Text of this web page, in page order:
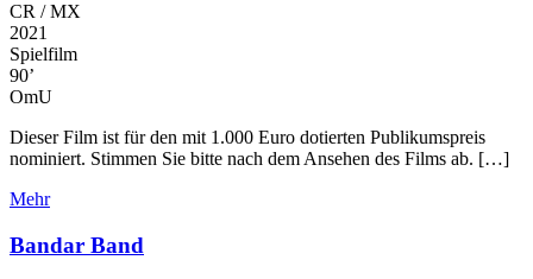
CR / MX
2021
Spielfilm
90’
OmU
Dieser Film ist für den mit 1.000 Euro dotierten Publikumspreis
nominiert. Stimmen Sie bitte nach dem Ansehen des Films ab. […]
Mehr
Bandar Band